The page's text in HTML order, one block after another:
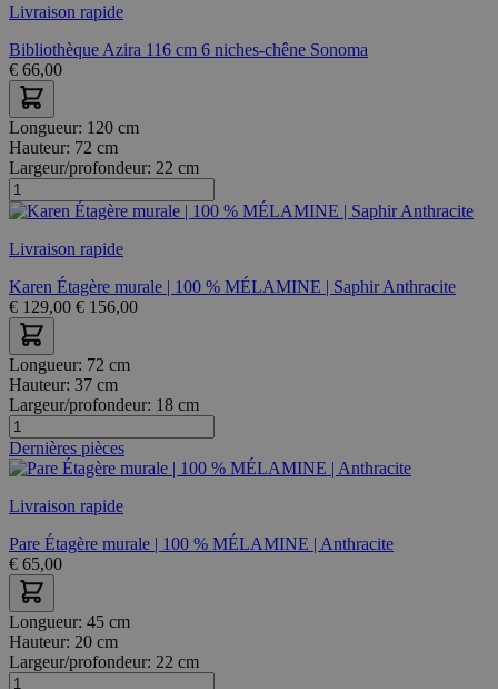
Livraison rapide
Bibliothèque Azira 116 cm 6 niches-chêne Sonoma
€ 66,00
Longueur: 120 cm
Hauteur: 72 cm
Largeur/profondeur: 22 cm
Livraison rapide
Karen Étagère murale | 100 % MÉLAMINE | Saphir Anthracite
€ 129,00 € 156,00
Longueur: 72 cm
Hauteur: 37 cm
Largeur/profondeur: 18 cm
Dernières pièces
Livraison rapide
Pare Étagère murale | 100 % MÉLAMINE | Anthracite
€ 65,00
Longueur: 45 cm
Hauteur: 20 cm
Largeur/profondeur: 22 cm